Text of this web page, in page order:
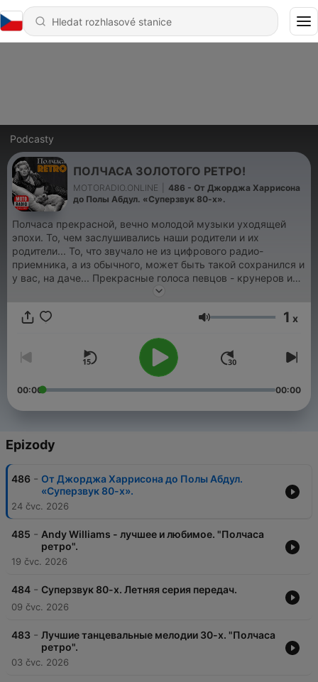
Podcasty
ПОЛЧАСА ЗОЛОТОГО РЕТРО!
MOTORADIO.ONLINE
486 - От Джорджа Харрисона
до Полы Абдул. «Суперзвук 80-х».
Полчаса прекрасной, вечно молодой музыки уходящей
эпохи. То, чем заслушивались наши родители и их
родители... То, что звучало не из цифрового радио-
приемника, а из обычного, может быть такой сохранился и
у вас, на даче... Прекрасные голоса певцов - крунеров и
многое другое в эти ностальгические 30 минут на
🎧 👉 Подписаться:
🎧 👉 Cлушать в приложениях:
https://podcast.ru/1297219303
#ретро #полчасаретро #александраромашова #motoradio
Hlasitost 1 x
00:00 00:00
Epizody
486 - От Джорджа Харрисона до Полы Абдул.
«Суперзвук 80-х».
24 čvc. 2026
485 - Andy Williams - лучшее и любимое. "Полчаса
ретро".
19 čvc. 2026
484 - Суперзвук 80-х. Летняя серия передач.
09 čvc. 2026
483 - Лучшие танцевальные мелодии 30-х. "Полчаса
ретро".
03 čvc. 2026